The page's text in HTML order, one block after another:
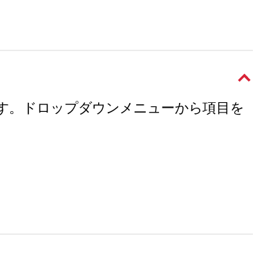
。ドロップダウンメニューから項目を